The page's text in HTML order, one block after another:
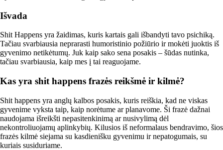
Išvada
Shit Happens yra žaidimas, kuris kartais gali išbandyti tavo psichiką.
Tačiau svarbiausia neprarasti humoristinio požiūrio ir mokėti juoktis iš
gyvenimo netikėtumų. Juk kaip sako sena posakis – šūdas nutinka,
tačiau svarbiausia, kaip mes į tai reaguojame.
Kas yra shit happens frazės reikšmė ir kilmė?
Shit happens yra anglų kalbos posakis, kuris reiškia, kad ne viskas
gyvenime vyksta taip, kaip norėtume ar planavome. Ši frazė dažnai
naudojama išreikšti nepasitenkinimą ar nusivylimą dėl
nekontroliuojamų aplinkybių. Kilusios iš neformalaus bendravimo, šios
frazės kilmė siejama su kasdienišku gyvenimu ir nepatogumais, su
kuriais susiduriame.